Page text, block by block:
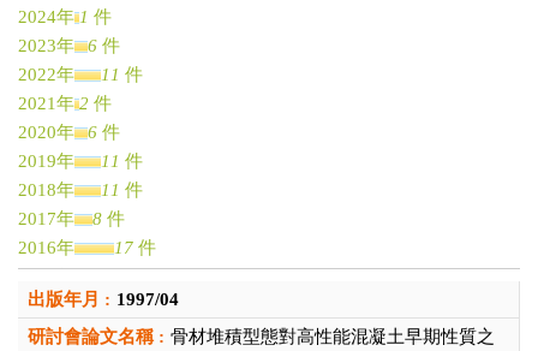
2024年 1 件
2023年
6 件
2022年
11 件
2021年 2件
2020年
6 件
2019年
11 件
2018年
11 件
2017年
8件
2016年
17 件
2015年
12件
2014年
11件
2013年
10件
1997/04
骨材堆積型態對高性能混凝土早期性質之